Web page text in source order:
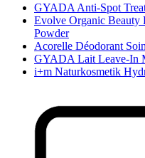
GYADA Anti-Spot
Evolve Organic Beauty
Powder
Acorelle Déodorant
GYADA Lait Leave-In
i+m Naturkosmetik